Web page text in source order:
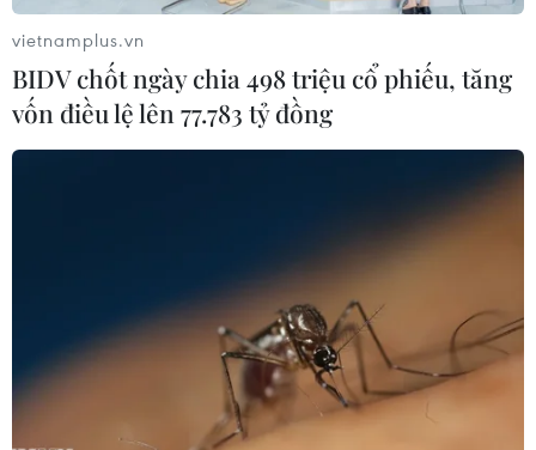
nơi nguy hiểm do mưa lũ
06/08/2026 02:50
Thời tiết ngày 6/8: Bão số 3 đã di
Chủ động ứng phó với biến đổi khí
hậu trong thời kỳ mới
05/08/2026 14:57
vietnamplus.vn
BIDV chốt ngày chia 498 triệu cổ phiếu, tăng
vốn điều lệ lên 77.783 tỷ đồng